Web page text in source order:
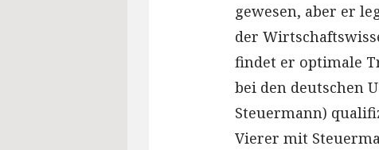
gewesen, aber er
der
findet er optimale
bei den deutschen
Steuermann)
Vierer mit